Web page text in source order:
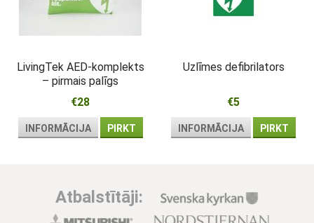
LivingTek AED-komplekts
– pirmais palīgs
atdzīvināšanai pie
defibrilatora
€28
INFORMĀCIJA PIRKT
Uzlīmes defibrilators
€5
INFORMĀCIJA PIRKT
Atbalstītāji: